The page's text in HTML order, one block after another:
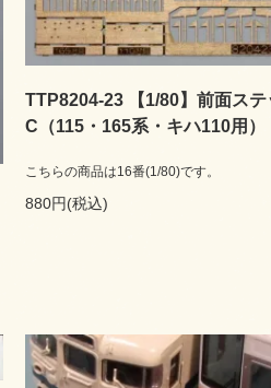
TTP8204-23 【1/80】前面ステ
C（115・165系・キハ110用）
こちらの商品は16番(1/80)です。
880円(税込)